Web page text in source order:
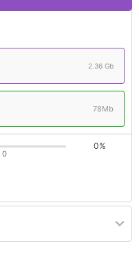
2.36 Gb
78Mb
0%
0